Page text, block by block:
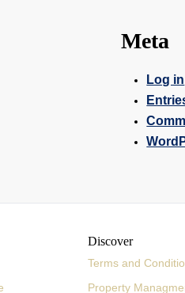
Meta
Log in
Discover
Terms and
Property